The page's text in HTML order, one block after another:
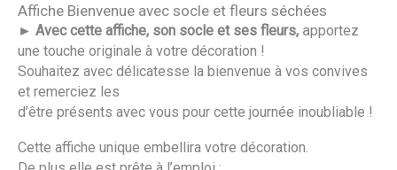
Affiche Bienvenue avec socle et fleurs séchées
► Avec cette affiche, son socle et ses fleurs, apportez
une touche originale à votre décoration !
Souhaitez avec délicatesse la bienvenue à vos convives
et remerciez les
d’être présents avec vous pour cette journée inoubliable !
Cette affiche unique embellira votre décoration.